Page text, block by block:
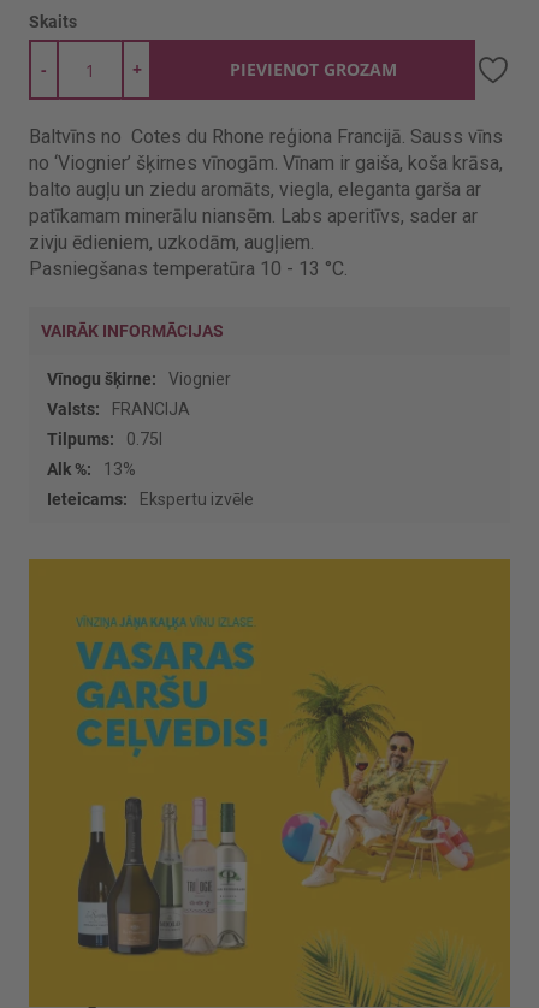
Skaits
+
- PIEVIENOT GROZAM
Baltvīns no Cotes du Rhone reģiona Francijā. Sauss vīns
no ‘Viognier’ šķirnes vīnogām. Vīnam ir gaiša, koša krāsa,
balto augļu un ziedu aromāts, viegla, eleganta garša ar
patīkamam minerālu niansēm. Labs aperitīvs, sader ar
zivju ēdieniem, uzkodām, augļiem.
Pasniegšanas temperatūra 10 - 13 °C.
VAIRĀK INFORMĀCIJAS
Vairāk
informācijas
Viognier
FRANCIJA
0.75l
13%
Ekspertu izvēle